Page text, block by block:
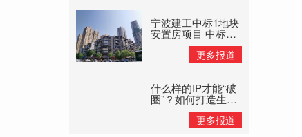
宁波建工中标1地块
安置房项目 中标价
格8.11亿元
更多报道
什么样的IP才能“破
圈”？如何打造生命
力持久的IP？
更多报道